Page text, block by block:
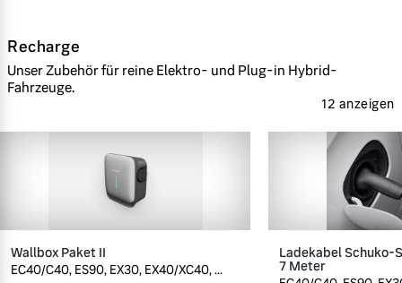
Recharge
Unser Zubehör für reine Elektro- und Plug-in Hybrid-
Fahrzeuge.
12 anzeigen
Wallbox Paket II
EC40/C40, ES90, EX30, EX40/XC40, ...
Ladekabel Schuko-
7 Meter